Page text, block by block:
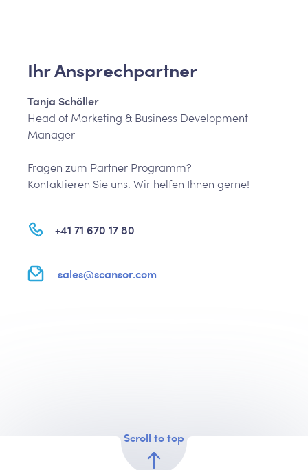
Ihr Ansprechpartner
Tanja Schöller
Head of Marketing & Business Development
Manager
Fragen zum Partner Programm?
Kontaktieren Sie uns. Wir helfen Ihnen gerne!
+41 71 670 17 80
sales@scansor.com
Scroll to top